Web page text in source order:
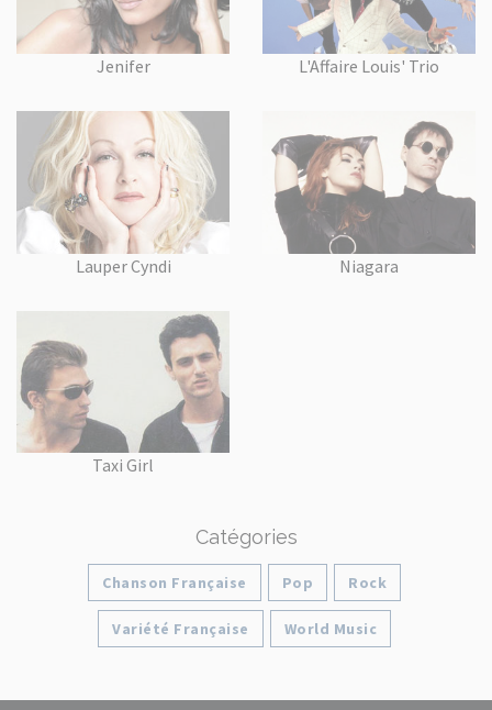
Jenifer L'Affaire Louis' Trio
Lauper Cyndi Niagara
Taxi Girl
Catégories
Chanson Française Pop Rock
Variété Française World Music